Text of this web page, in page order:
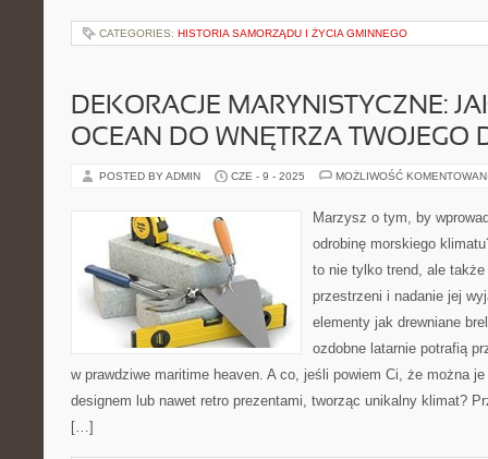
CATEGORIES: HISTORIA SAMORZĄDU I ŻYCIA GMINNEGO
DEKORACJE MARYNISTYCZNE:
OCEAN DO WNĘTRZA TWOJEGO
POSTED BY ADMIN CZE - 9 - 2025 MOŻLIWOŚĆ
Marzysz o tym, by
odrobinę morskiego
to nie tylko trend, ale
przestrzeni i nadanie jej
elementy jak drewniane
ozdobne latarnie potrafią
w prawdziwe maritime heaven. A co, jeśli powiem Ci, że można
designem lub nawet retro prezentami, tworząc unikalny klimat?
[…]